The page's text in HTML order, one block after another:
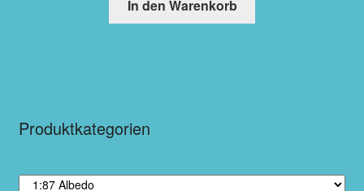
In den Warenkorb
Produktkategorien